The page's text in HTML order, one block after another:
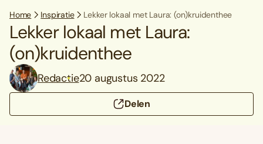
Home Inspiratie Lekker lokaal met Laura: (on)kruidenthee
Lekker lokaal met Laura:
(on)kruidenthee
Redactie20 augustus 2022
Delen